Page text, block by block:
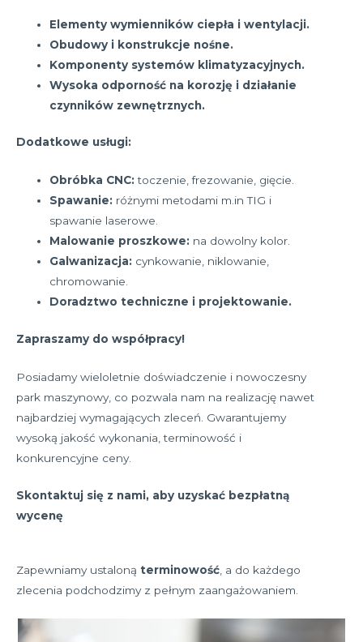
Elementy wymienników ciepła i wentylacji.
Obudowy i konstrukcje nośne.
Komponenty systemów klimatyzacyjnych.
Wysoka odporność na korozję i działanie
czynników zewnętrznych.
Dodatkowe usługi:
Obróbka CNC: toczenie, frezowanie, gięcie.
Spawanie: różnymi metodami m.in TIG i
spawanie laserowe.
Malowanie proszkowe: na dowolny kolor.
Galwanizacja: cynkowanie, niklowanie,
chromowanie.
Doradztwo techniczne i projektowanie.
Zapraszamy do współpracy!
Posiadamy wieloletnie doświadczenie i nowoczesny
park maszynowy, co pozwala nam na realizację nawet
najbardziej wymagających zleceń. Gwarantujemy
wysoką jakość wykonania, terminowość i
konkurencyjne ceny.
Skontaktuj się z nami, aby uzyskać bezpłatną
wycenę
Zapewniamy ustaloną terminowość, a do każdego
zlecenia podchodzimy z pełnym zaangażowaniem.